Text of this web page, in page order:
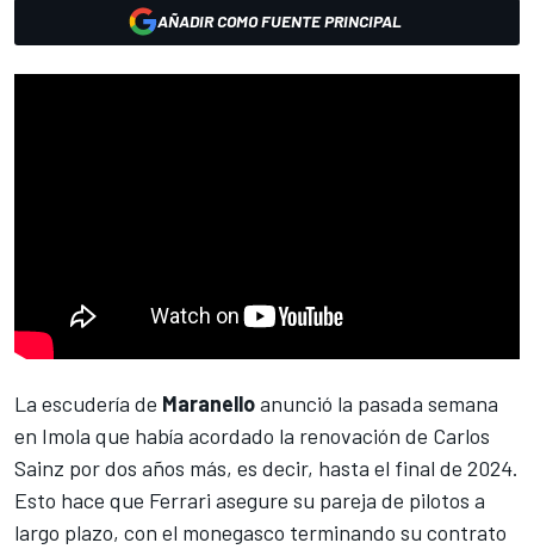
AÑADIR COMO FUENTE PRINCIPAL
La escudería de Maranelloanunció la pasada semana
en Imola que había acordado la renovación de Carlos
Sainz por dos años más, es decir, hasta el final de 2024.
Esto hace que Ferrari asegure su pareja de pilotos a
largo plazo, con el monegasco terminando su contrato